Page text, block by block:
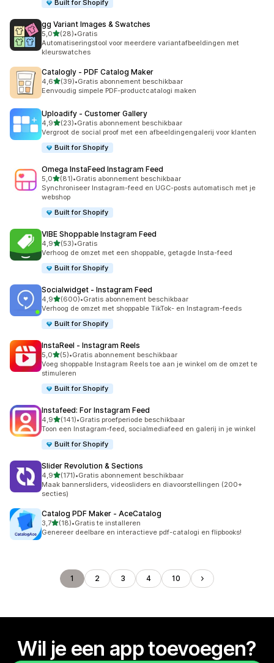
Built for Shopify
gg Variant Images & Swatches
5,0van 5 sterren
(28)
28 recensies in totaal
•Gratis
Automatiseringstool voor meerdere variantafbeeldingen met
kleurswatches
Catalogly ‑ PDF Catalog Maker
4,6van 5 sterren
(39)
39 recensies in totaal
•Gratis abonnement beschikbaar
Eenvoudig simpele PDF-productcatalogi maken
Uploadify ‑ Customer Gallery
4,9van 5 sterren
(23)
23 recensies in totaal
•Gratis abonnement beschikbaar
Vergroot de social proof met een afbeeldingengalerij voor klanten
Built for Shopify
Omega InstaFeed Instagram Feed
5,0van 5 sterren
(81)
81 recensies in totaal
•Gratis abonnement beschikbaar
Synchroniseer Instagram-feed en UGC-posts automatisch met je
webshop
Built for Shopify
VIBE Shoppable Instagram Feed
4,9van 5 sterren
(53)
53 recensies in totaal
•Gratis
Verhoog de omzet met een shoppable, getagde Insta-feed
Built for Shopify
Socialwidget ‑ Instagram Feed
4,9van 5 sterren
(600)
600 recensies in totaal
•Gratis abonnement beschikbaar
Verhoog de omzet met shoppable TikTok- en Instagram-feeds
Built for Shopify
InstaReel ‑ Instagram Reels
5,0van 5 sterren
(5)
5 recensies in totaal
•Gratis abonnement beschikbaar
Voeg shoppable Instagram Reels toe aan je winkel om de omzet te
stimuleren
Built for Shopify
Instafeed: For Instagram Feed
4,9van 5 sterren
(141)
141 recensies in totaal
•Gratis proefperiode beschikbaar
Toon een Instagram-feed, socialmediafeed en galerij in je winkel
Built for Shopify
Slider Revolution & Sections
4,9van 5 sterren
(171)
171 recensies in totaal
•Gratis abonnement beschikbaar
Maak bannersliders, videosliders en diavoorstellingen (200+
secties)
Catalog PDF Maker ‑ AceCatalog
3,7van 5 sterren
(18)
18 recensies in totaal
•Gratis te installeren
Genereer deelbare en interactieve pdf-catalogi en flipbooks!
1 2 3 4 10
Wil je een app toevoegen?